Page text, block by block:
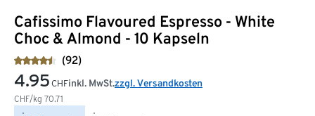
Cafissimo Flavoured Espresso - White
Choc & Almond - 10 Kapseln
(92)
4.95 CHF
CHF/kg 70.71
inkl. MwSt.zzgl. Versandkosten